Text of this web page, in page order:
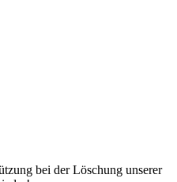
bei der Löschung unserer